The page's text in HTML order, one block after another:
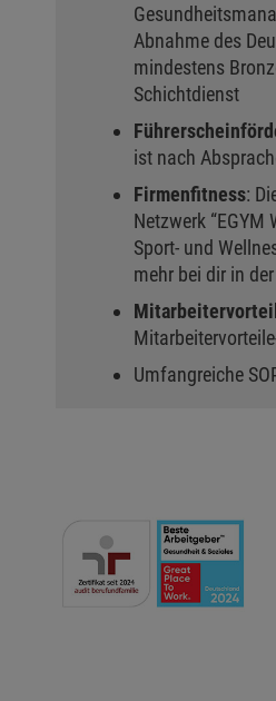
Abnahme des
mindestens
Schichtdienst
ist nach
Firmenfitness:
Netzwerk
Sport- und
mehr bei dir in
Umfangreiche